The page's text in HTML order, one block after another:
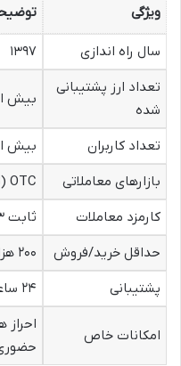
ویژگی
سال راه اندازی
۱۳۹۷
تعداد ارز پشتیبانی
شده
بیش از ۴۹۰
تعداد کاربران
بیش از ۱ میلیون
بازارهای معاملاتی
OTC (تتری و تومانی)
کارمزد معاملات
ثابت ۰.۳ درصد (تتری)، پله ای (تومانی)
حداقل خرید/فروش
۲۰۰ هزار تومان
پشتیبانی
۲۴ ساعته (چت، تلفن)
امکانات خاص
احراز